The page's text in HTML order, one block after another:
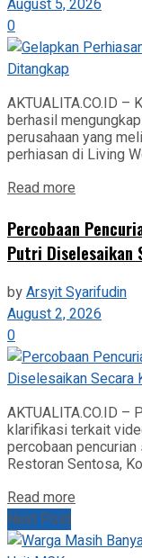
August 5, 2026
0
AKTUALITA.CO.ID –
berhasil
perusahaan yang
perhiasan di Living
Read more
‎Percobaan
Putri Diselesaikan
byArsyit Syarifudin
August 2, 2026
0
AKTUALITA.CO.ID –
klarifikasi terkait
percobaan
Restoran Sentosa,
Read more
Next Post